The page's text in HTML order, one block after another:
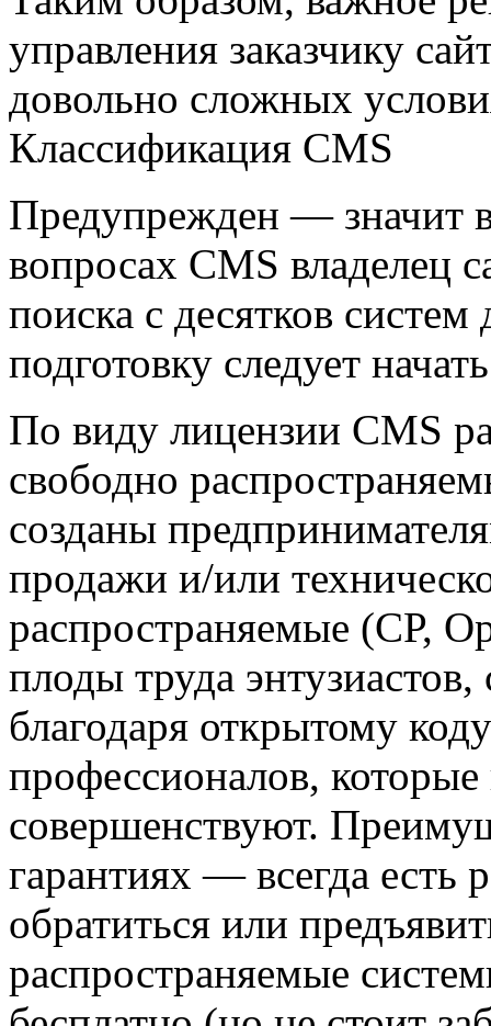
управления заказчику
довольно сложных
Классификация CMS
Предупрежден — значит
вопросах CMS владелец
поиска с десятков
подготовку следует
По виду лицензии CMS
свободно
созданы
продажи и/или
распространяемые (СР,
плоды труда
благодаря открытому
профессионалов,
совершенствуют.
гарантиях — всегда есть
обратиться или
распространяемые